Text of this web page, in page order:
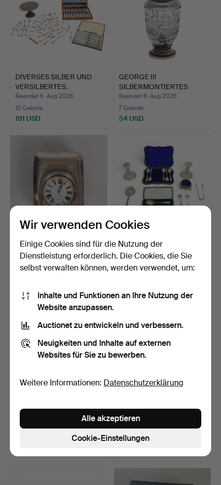
DIVERSES SILBER UND
VERSILBERTES.
Beendet 6. Aug 2026
10 Gebote
191 USD
GEORGE III
SILBERMONTIERTES
KONFITÜRENGLAS…
Beendet 6. Aug 2026
7 Gebote
54 USD
SILBERNES
REISEUHRENGEHÄUSE
MIT TASCHENUHR…
Beendet 6. Aug 2026
KONVOLUT
SILBERGEGENSTÄNDE
DARUNTER SCHOTT…
Beendet 6. Aug 2026
KLEINE GRUPPE
SERVIETTENRING.
Beendet 5. Aug 2026
KONVOLUT
VERSILBERTES
TAFELGERÄT (MENGE).
Beendet 5. Aug 2026
1 Gebot
Wir verwenden Cookies
Einige Cookies sind für die Nutzung der
Dienstleistung erforderlich. Die Cookies, die Sie
selbst verwalten können, werden verwendet, um:
Inhalte und Funktionen an Ihre Nutzung der
Website anzupassen.
Auctionet zu entwickeln und verbessern.
Neuigkeiten und Inhalte auf externen
Websites für Sie zu bewerben.
Weitere Informationen: Datenschutzerklärung
Cookie-Einstellungen
Alle akzeptieren